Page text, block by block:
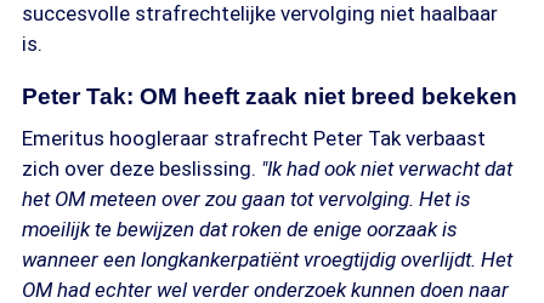
succesvolle strafrechtelijke vervolging niet haalbaar
is.
Peter Tak: OM heeft zaak niet breed bekeken
Emeritus hoogleraar strafrecht Peter Tak verbaast
zich over deze beslissing. "Ik had ook niet verwacht dat
het OM meteen over zou gaan tot vervolging. Het is
moeilijk te bewijzen dat roken de enige oorzaak is
wanneer een longkankerpatiënt vroegtijdig overlijdt. Het
OM had echter wel verder onderzoek kunnen doen naar